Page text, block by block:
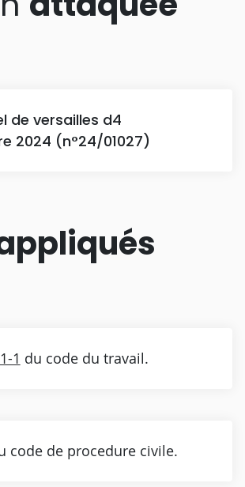
de versailles d4
2024 (n°24/01027)
1 du code du travail.
code de procedure civile.